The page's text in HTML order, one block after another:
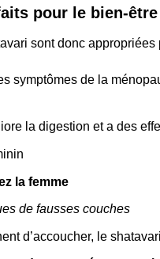
pour le bien-
sont donc appropriées
symptômes de la
la digestion et a des
la femme
de fausses couches
d’accoucher, le